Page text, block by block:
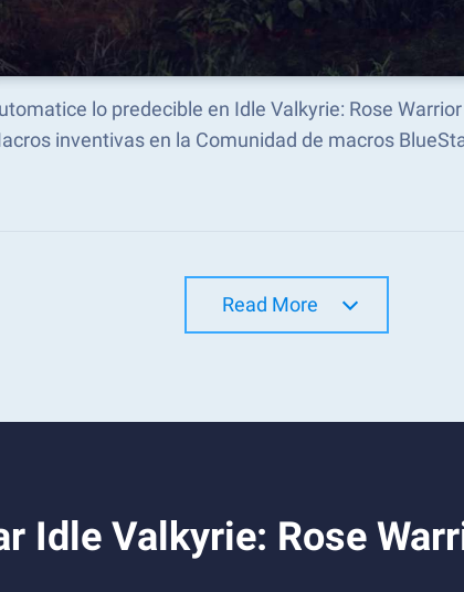
lo predecible en Idle Valkyrie: Rose
inventivas en la Comunidad de macros
Read More
Idle Valkyrie: Rose